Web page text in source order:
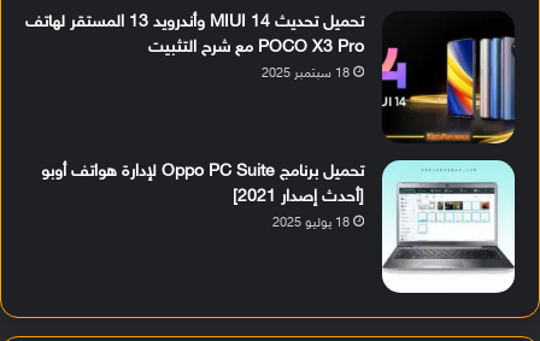
تحميل تحديث MIUI 14 وأندرويد 13 المستقر لهاتف
POCO X3 Pro مع شرح التثبيت
18 سبتمبر 2025
تحميل برنامج Oppo PC Suite لإدارة هواتف أوبو
[أحدث إصدار 2021]
18 يوليو 2025